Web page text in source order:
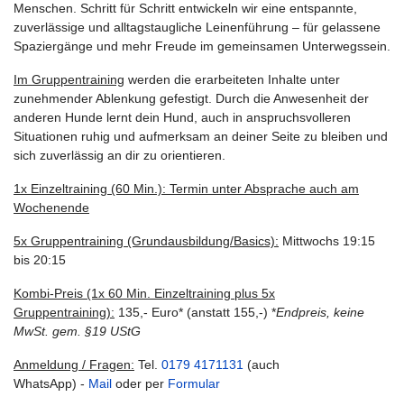
Menschen. Schritt für Schritt entwickeln wir eine entspannte,
zuverlässige und alltagstaugliche Leinenführung – für gelassene
Spaziergänge und mehr Freude im gemeinsamen Unterwegssein.
Im Gruppentraining werden die erarbeiteten Inhalte unter
zunehmender Ablenkung gefestigt. Durch die Anwesenheit der
anderen Hunde lernt dein Hund, auch in anspruchsvolleren
Situationen ruhig und aufmerksam an deiner Seite zu bleiben und
sich zuverlässig an dir zu orientieren.
1x Einzeltraining (60 Min.): Termin unter Absprache auch am
Wochenende
5x Gruppentraining (Grundausbildung/Basics): Mittwochs 19:15
bis 20:15
Kombi-Preis (1x 60 Min. Einzeltraining plus 5x
Gruppentraining): 135,- Euro* (anstatt 155,-) *Endpreis, keine
MwSt. gem. §19 UStG
Anmeldung / Fragen: Tel. 0179 4171131 (auch
WhatsApp) - Mail oder per Formular